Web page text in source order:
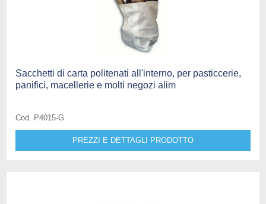
Sacchetti di carta politenati all'interno, per pasticcerie,
panifici, macellerie e molti negozi alim
Cod. P4015-G
PREZZI E DETTAGLI PRODOTTO